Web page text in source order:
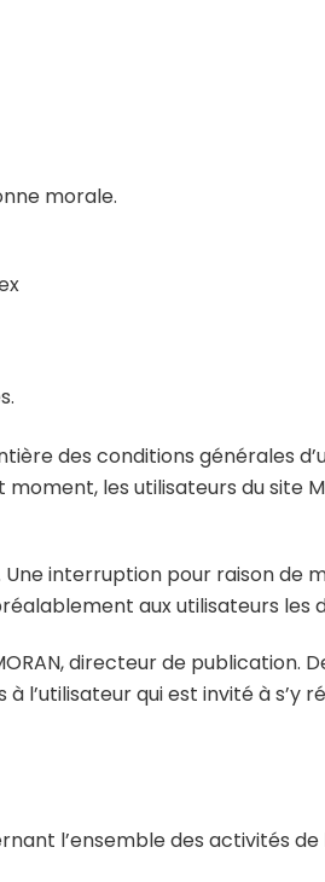
morale.
des conditions générales
les utilisateurs du site
interruption pour raison de
aux utilisateurs les
directeur de publication.
qui est invité à s’y
l’ensemble des activités de